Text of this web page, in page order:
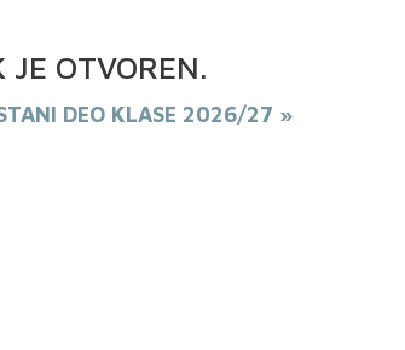
JE OTVOREN.
DEO KLASE 2026/27 »